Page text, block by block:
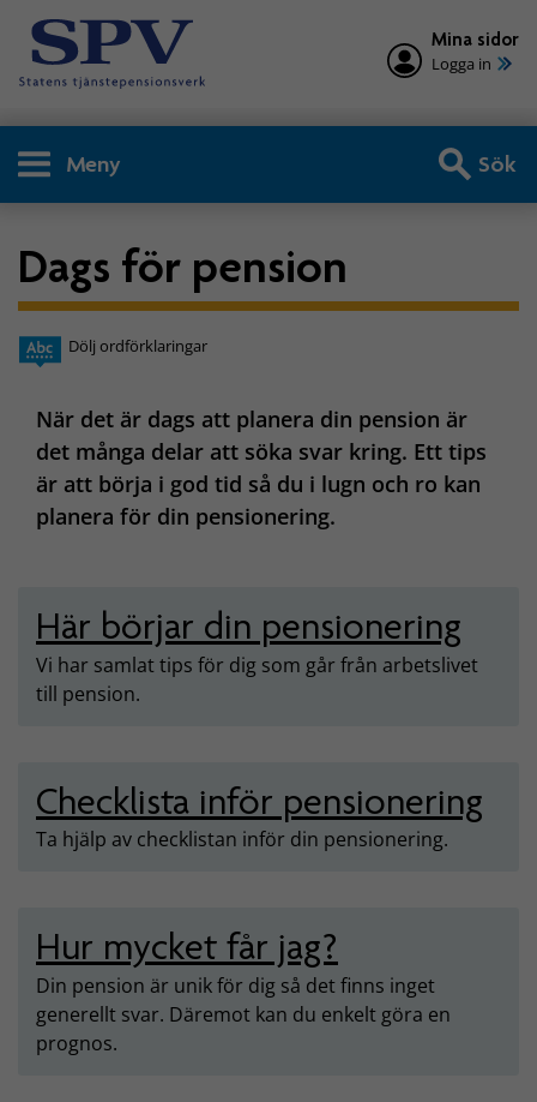
Mina sidor
Logga in
Meny Sök
Dags för pension
Dölj ordförklaringar
När det är dags att planera din pension är
det många delar att söka svar kring. Ett tips
är att börja i god tid så du i lugn och ro kan
planera för din pensionering.
Här börjar din pensionering
Vi har samlat tips för dig som går från arbetslivet
till pension.
Checklista inför pensionering
Ta hjälp av checklistan inför din pensionering.
Hur mycket får jag?
Din pension är unik för dig så det finns inget
generellt svar. Däremot kan du enkelt göra en
prognos.